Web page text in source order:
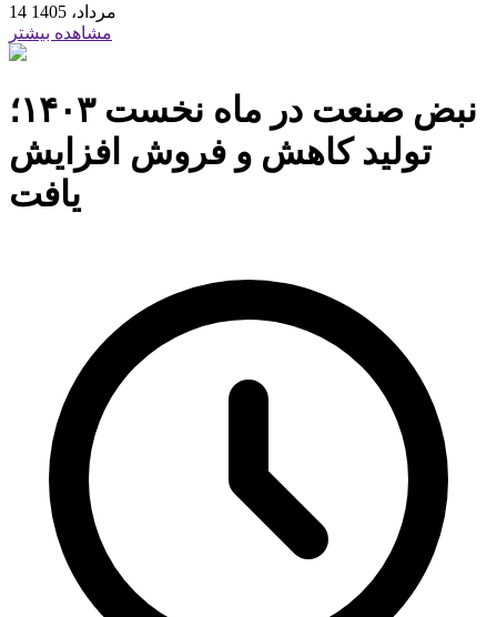
14 مرداد، 1405
مشاهده بیشتر
نبض صنعت در ماه نخست ۱۴۰۳؛
تولید کاهش و فروش افزایش
یافت